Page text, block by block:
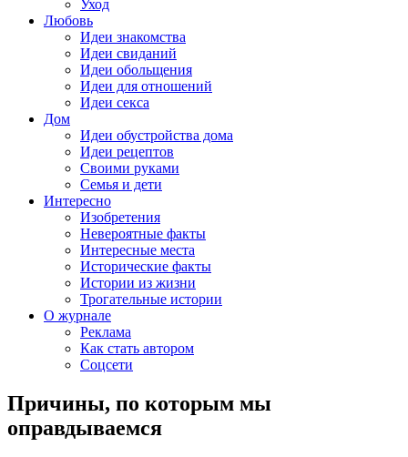
Уход
Любовь
Идеи знакомства
Идеи свиданий
Идеи обольщения
Идеи для отношений
Идеи секса
Дом
Идеи обустройства дома
Идеи рецептов
Своими руками
Семья и дети
Интересно
Изобретения
Невероятные факты
Интересные места
Исторические факты
Истории из жизни
Трогательные истории
О журнале
Реклама
Как стать автором
Соцсети
Причины, по которым мы
оправдываемся